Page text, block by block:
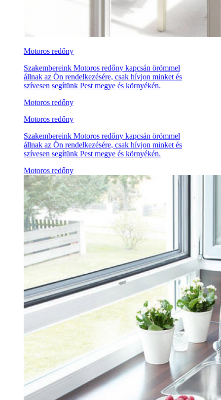
Motoros redőny
Szakembereink Motoros redőny kapcsán örömmel
állnak az Ön rendelkezésére, csak hívjon minket és
szívesen segítünk Pest megye és környékén.
Motoros redőny
Motoros redőny
Szakembereink Motoros redőny kapcsán örömmel
állnak az Ön rendelkezésére, csak hívjon minket és
szívesen segítünk Pest megye és környékén.
Motoros redőny